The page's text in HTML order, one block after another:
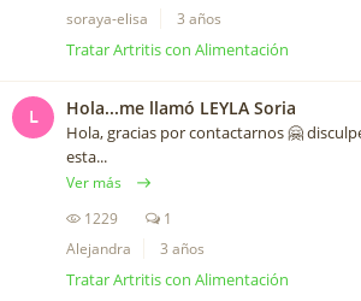
soraya-elisa
3 años
Tratar Artritis con Alimentación
L Hola...me llamó LEYLA Soria
Hola, gracias por contactarnos 🤗
esta...
Ver más
1229
1
Alejandra
3 años
Tratar Artritis con Alimentación